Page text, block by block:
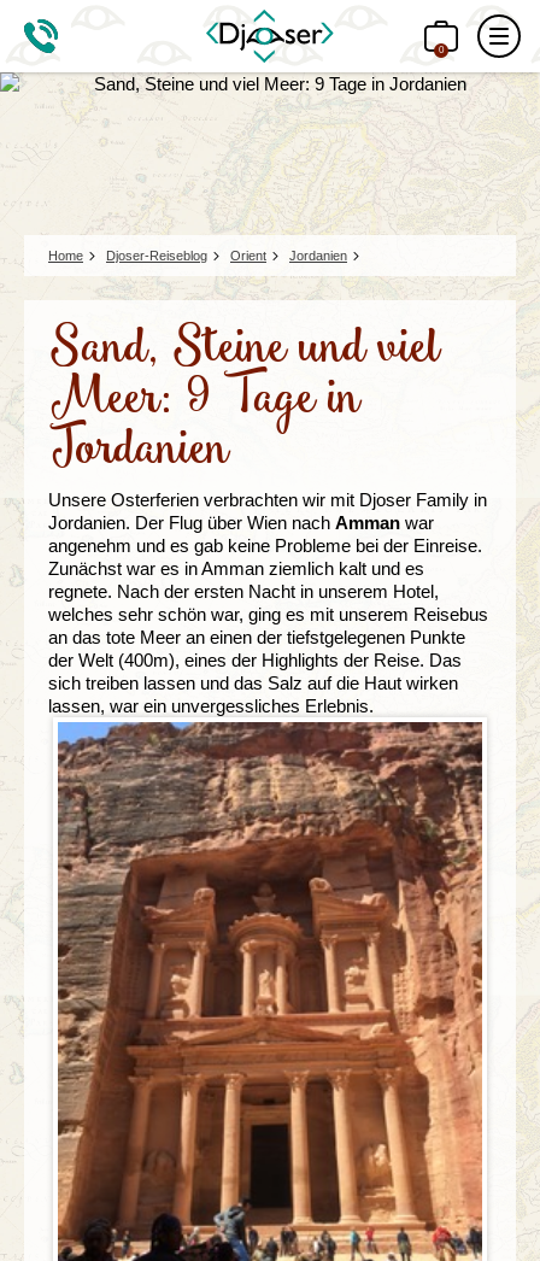
0
Home Djoser-Reiseblog Orient Jordanien
Sand, Steine und viel
Meer: 9 Tage in
Jordanien
Unsere Osterferien verbrachten wir mit Djoser Family in
Jordanien. Der Flug über Wien nach Amman war
angenehm und es gab keine Probleme bei der Einreise.
Zunächst war es in Amman ziemlich kalt und es
regnete. Nach der ersten Nacht in unserem Hotel,
welches sehr schön war, ging es mit unserem Reisebus
an das tote Meer an einen der tiefstgelegenen Punkte
der Welt (400m), eines der Highlights der Reise. Das
sich treiben lassen und das Salz auf die Haut wirken
lassen, war ein unvergessliches Erlebnis.